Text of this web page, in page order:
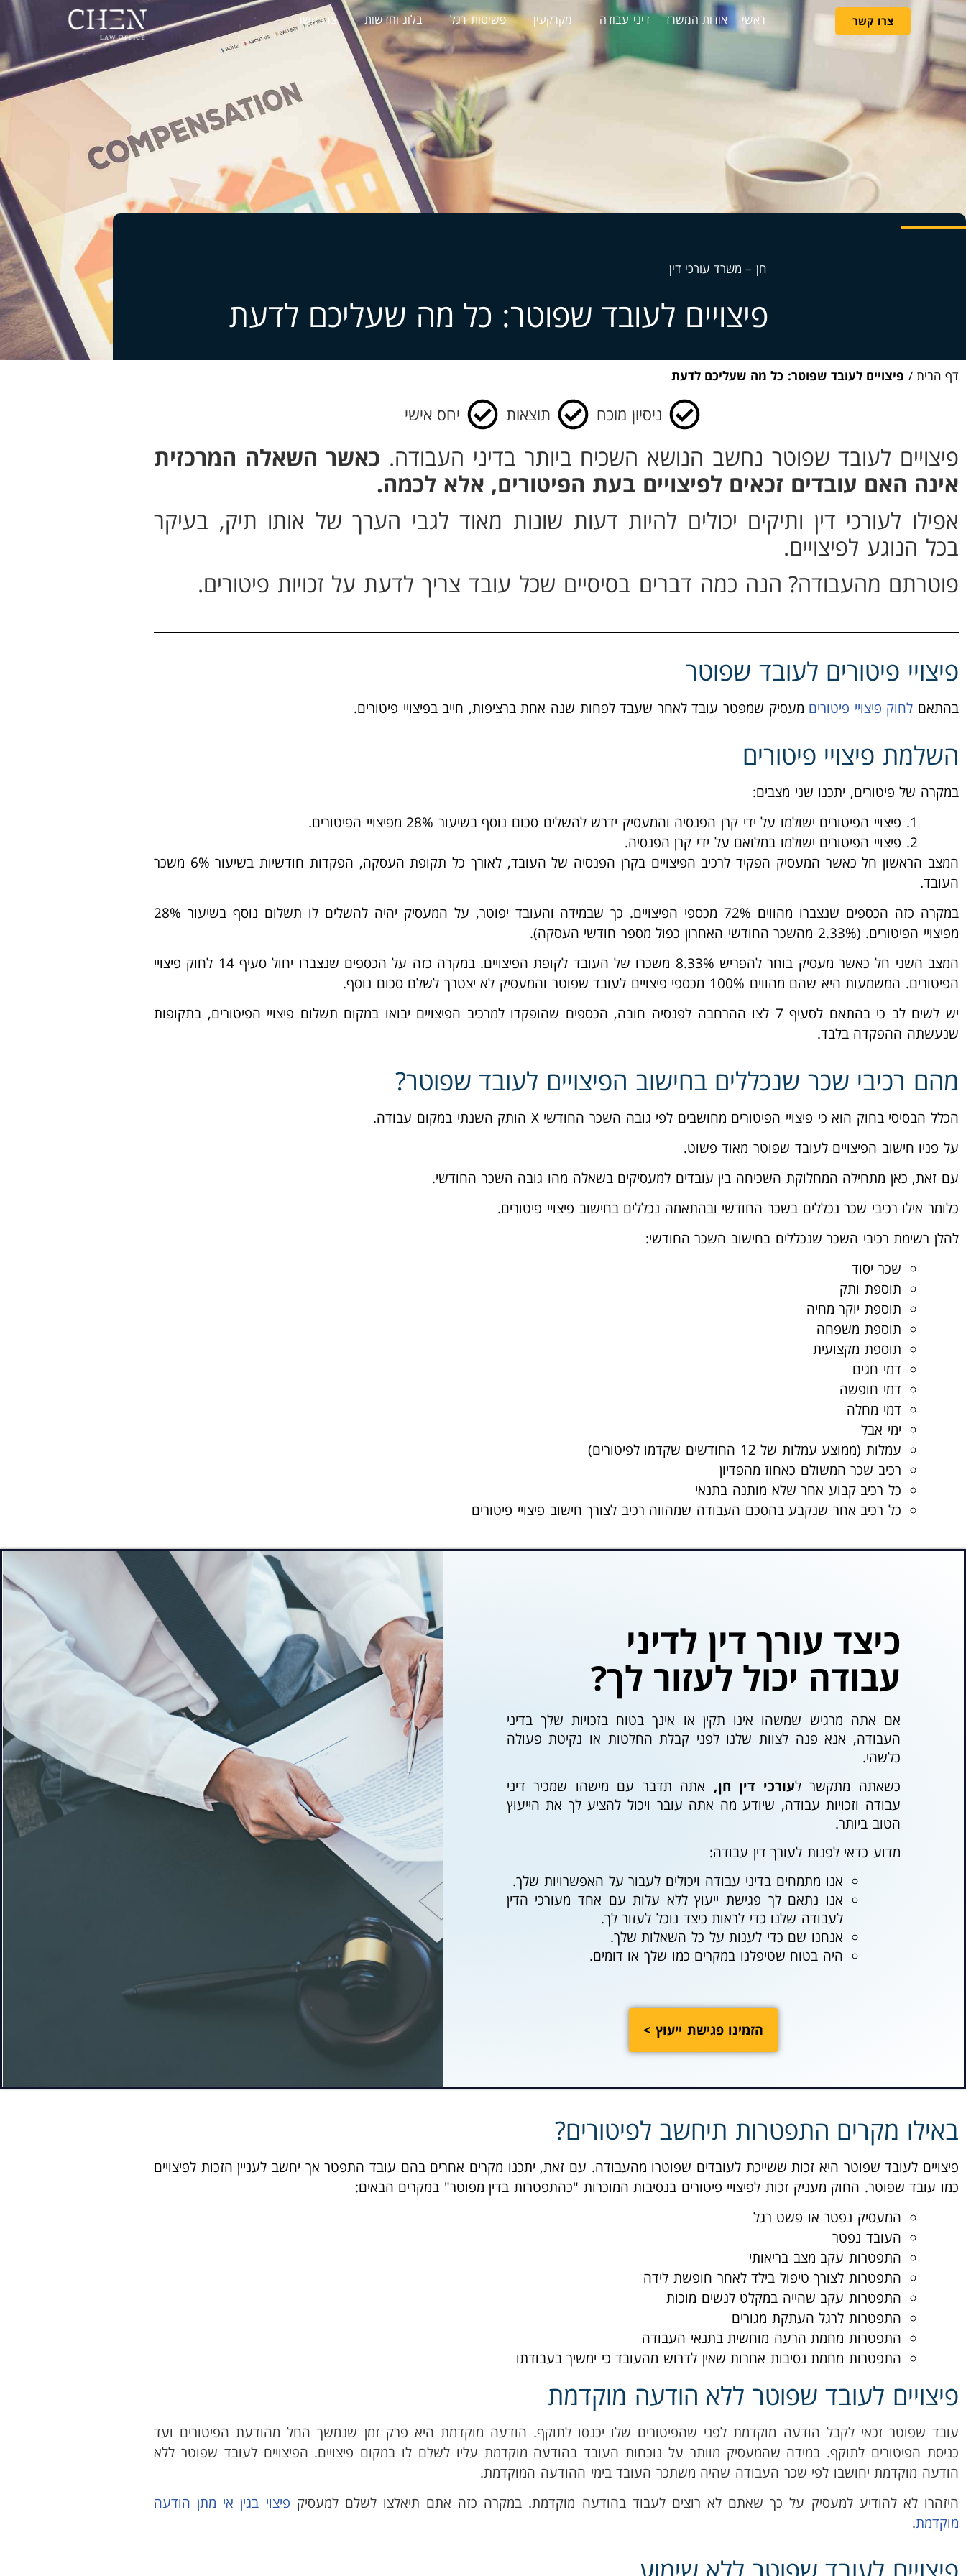
צרו קשר ראשי אודות המשרד דיני עבודה מקרקעין פשיטות רגל בלוג וחדשות צרו קשר
פיצויים לעובד שפוטר: כל מה שעליכם לדעת
חן – משרד עורכי דין
דף הבית/ פיצויים לעובד שפוטר: כל מה שעליכם לדעת
ניסיון מוכח תוצאות יחס אישי
פיצויים לעובד שפוטר נחשב הנושא השכיח ביותר בדיני העבודה. כאשר השאלה המרכזית
אינה האם עובדים זכאים לפיצויים בעת הפיטורים, אלא לכמה.
אפילו לעורכי דין ותיקים יכולים להיות דעות שונות מאוד לגבי הערך של אותו תיק, בעיקר
בכל הנוגע לפיצויים.
פוטרתם מהעבודה? הנה כמה דברים בסיסיים שכל עובד צריך לדעת על זכויות פיטורים.
פיצויי פיטורים לעובד שפוטר
בהתאם לחוק פיצויי פיטורים מעסיק שמפטר עובד לאחר שעבדלפחות שנה אחת ברציפות, חייב בפיצויי פיטורים.
השלמת פיצויי פיטורים
במקרה של פיטורים, יתכנו שני מצבים:
פיצויי הפיטורים ישולמו על ידי קרן הפנסיה והמעסיק ידרש להשלים סכום נוסף בשיעור 28% מפיצויי הפיטורים.
פיצויי הפיטורים ישולמו במלואם על ידי קרן הפנסיה.
המצב הראשון חל כאשר המעסיק הפקיד לרכיב הפיצויים בקרן הפנסיה של העובד, לאורך כל תקופת העסקה, הפקדות חודשיות בשיעור 6% משכר
העובד.
במקרה כזה הכספים שנצברו מהווים 72% מכספי הפיצויים. כך שבמידה והעובד יפוטר, על המעסיק יהיה להשלים לו תשלום נוסף בשיעור 28%
מפיצויי הפיטורים. (2.33% מהשכר החודשי האחרון כפול מספר חודשי העסקה).
המצב השני חל כאשר מעסיק בוחר להפריש 8.33% משכרו של העובד לקופת הפיצויים. במקרה כזה על הכספים שנצברו יחול סעיף 14 לחוק פיצויי
הפיטורים. המשמעות היא שהם מהווים 100% מכספי פיצויים לעובד שפוטר והמעסיק לא יצטרך לשלם סכום נוסף.
יש לשים לב כי בהתאם לסעיף 7 לצו ההרחבה לפנסיה חובה, הכספים שהופקדו למרכיב הפיצויים יבואו במקום תשלום פיצויי הפיטורים, בתקופות
שנעשתה ההפקדה בלבד.
מהם רכיבי שכר שנכללים בחישוב הפיצויים לעובד שפוטר?
הכלל הבסיסי בחוק הוא כי פיצויי הפיטורים מחושבים לפי גובה השכר החודשי X הותק השנתי במקום עבודה.
על פניו חישוב הפיצויים לעובד שפוטר מאוד פשוט.
עם זאת, כאן מתחילה המחלוקת השכיחה בין עובדים למעסיקים בשאלה מהו גובה השכר החודשי.
כלומר אילו רכיבי שכר נכללים בשכר החודשי ובהתאמה נכללים בחישוב פיצויי פיטורים.
להלן רשימת רכיבי השכר שנכללים בחישוב השכר החודשי:
שכר יסוד
תוספת ותק
תוספת יוקר מחיה
תוספת משפחה
תוספת מקצועית
דמי חגים
דמי חופשה
דמי מחלה
ימי אבל
עמלות (ממוצע עמלות של 12 החודשים שקדמו לפיטורים)
רכיב שכר המשולם כאחוז מהפדיון
כל רכיב קבוע אחר שלא מותנה בתנאי
כל רכיב אחר שנקבע בהסכם העבודה שמהווה רכיב לצורך חישוב פיצויי פיטורים
כיצד עורך דין לדיני
עבודה יכול לעזור לך?
אם אתה מרגיש שמשהו אינו תקין או אינך בטוח בזכויות שלך בדיני
העבודה, אנא פנה לצוות שלנו לפני קבלת החלטות או נקיטת פעולה
כלשהי.
כשאתה מתקשר לעורכי דין חן, אתה תדבר עם מישהו שמכיר דיני
עבודה וזכויות עבודה, שיודע מה אתה עובר ויכול להציע לך את הייעוץ
הטוב ביותר.
מדוע כדאי לפנות לעורך דין עבודה:
אנו מתמחים בדיני עבודה ויכולים לעבור על האפשרויות שלך.
אנו נתאם לך פגישת ייעוץ ללא עלות עם אחד מעורכי הדין
לעבודה שלנו כדי לראות כיצד נוכל לעזור לך.
אנחנו שם כדי לענות על כל השאלות שלך.
היה בטוח שטיפלנו במקרים כמו שלך או דומים.
הזמינו פגישת ייעוץ >
באילו מקרים התפטרות תיחשב לפיטורים?
פיצויים לעובד שפוטר היא זכות ששייכת לעובדים שפוטרו מהעבודה. עם זאת, יתכנו מקרים אחרים בהם עובד התפטר אך יחשב לעניין הזכות לפיצויים
כמו עובד שפוטר. החוק מעניק זכות לפיצויי פיטורים בנסיבות המוכרות "כהתפטרות בדין מפוטר" במקרים הבאים:
המעסיק נפטר או פשט רגל
העובד נפטר
התפטרות עקב מצב בריאותי
התפטרות לצורך טיפול בילד לאחר חופשת לידה
התפטרות עקב שהייה במקלט לנשים מוכות
התפטרות לרגל העתקת מגורים
התפטרות מחמת הרעה מוחשית בתנאי העבודה
התפטרות מחמת נסיבות אחרות שאין לדרוש מהעובד כי ימשיך בעבודתו
פיצויים לעובד שפוטר ללא הודעה מוקדמת
עובד שפוטר זכאי לקבל הודעה מוקדמת לפני שהפיטורים שלו יכנסו לתוקף. הודעה מוקדמת היא פרק זמן שנמשך החל מהודעת הפיטורים ועד
כניסת הפיטורים לתוקף. במידה שהמעסיק מוותר על נוכחות העובד בהודעה מוקדמת עליו לשלם לו במקום פיצויים. הפיצויים לעובד שפוטר ללא
הודעה מוקדמת יחושבו לפי שכר העבודה שהיה משתכר העובד בימי ההודעה המוקדמת.
היזהרו לא להודיע למעסיק על כך שאתם לא רוצים לעבוד בהודעה מוקדמת. במקרה כזה אתם תיאלצו לשלם למעסיק פיצוי בגין אי מתן הודעה
מוקדמת.